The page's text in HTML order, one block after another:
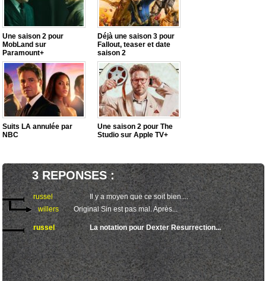
Une saison 2 pour
MobLand sur
Paramount+
Déjà une saison 3 pour
Fallout, teaser et date
saison 2
Suits LA annulée par
NBC
Une saison 2 pour The
Studio sur Apple TV+
3 REPONSES :
russel
Il y a moyen que ce soit bien....
willers
Original Sin est pas mal. Après...
russel La notation pour Dexter Resurrection...